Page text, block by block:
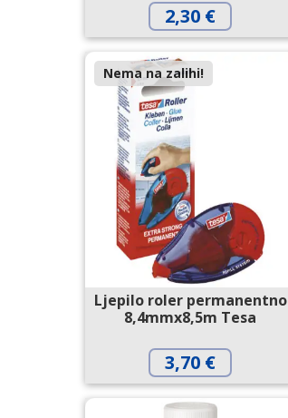
2,30 €
Nema na zalihi!
Ljepilo roler permanentno
8,4mmx8,5m Tesa
3,70 €